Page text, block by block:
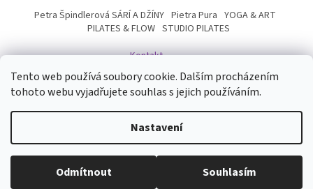
Tento web používá soubory cookie. Dalším procházením
tohoto webu vyjadřujete souhlas s jejich používáním.
Nastavení
Odmítnout Souhlasím
Petra Špindlerová SÁRÍ A DŽÍNY Pietra Pura YOGA & ART
PILATES & FLOW STUDIO PILATES
Kontakt
Copyright 2026INYOGA SHOP. Všechna práva vyhrazena.Upravit